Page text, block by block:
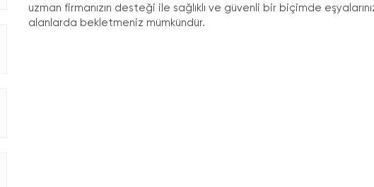
uzman firmanızın desteği ile sağlıklı ve güvenli bir biçimde
alanlarda bekletmeniz mümkündür.